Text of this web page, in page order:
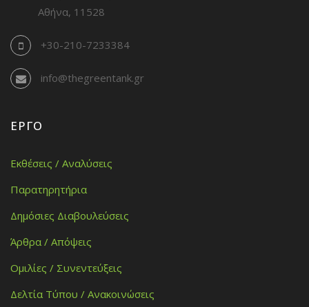
Αθήνα, 11528
+30-210-7233384
info@thegreentank.gr
ΈΡΓΟ
Εκθέσεις / Αναλύσεις
Παρατηρητήρια
Δημόσιες Διαβουλεύσεις
Άρθρα / Απόψεις
Ομιλίες / Συνεντεύξεις
Δελτία Τύπου / Ανακοινώσεις